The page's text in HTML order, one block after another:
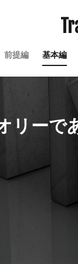
前提編 基本編
リー